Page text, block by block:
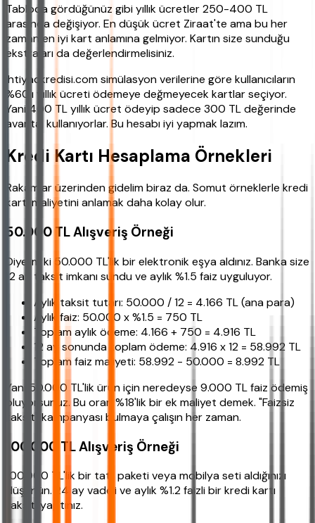
Tabloda gördüğünüz gibi yıllık ücretler 250-400 TL
arasında değişiyor. En düşük ücret Ziraat'te ama bu her
zaman en iyi kart anlamına gelmiyor. Kartın size sunduğu
ekstraları da değerlendirmelisiniz.
ihtiyackredisi.com simülasyon verilerine göre kullanıcıların
%60'ı yıllık ücreti ödemeye değmeyecek kartlar seçiyor.
Yani 400 TL yıllık ücret ödeyip sadece 300 TL değerinde
avantaj kullanıyorlar. Bu hesabı iyi yapmak lazım.
Kredi Kartı Hesaplama Örnekleri
Rakamlar üzerinden gidelim biraz da. Somut örneklerle kredi
kartı maliyetini anlamak daha kolay olur.
50.000 TL Alışveriş Örneği
Diyelim ki 50.000 TL'lik bir elektronik eşya aldınız. Banka size
12 ay taksit imkanı sundu ve aylık %1.5 faiz uyguluyor.
Aylık taksit tutarı: 50.000 / 12 = 4.166 TL (ana para)
Aylık faiz: 50.000 x %1.5 = 750 TL
Toplam aylık ödeme: 4.166 + 750 = 4.916 TL
12 ay sonunda toplam ödeme: 4.916 x 12 = 58.992 TL
Toplam faiz maliyeti: 58.992 - 50.000 = 8.992 TL
Yani 50.000 TL'lik ürün için neredeyse 9.000 TL faiz ödemiş
oluyorsunuz. Bu oran %18'lik bir ek maliyet demek. "Faizsiz
taksit" kampanyası bulmaya çalışın her zaman.
100.000 TL Alışveriş Örneği
100.000 TL'lik bir tatil paketi veya mobilya seti aldığınızı
düşünün. 24 ay vadeli ve aylık %1.2 faizli bir kredi kartı
taksiti yaptınız.